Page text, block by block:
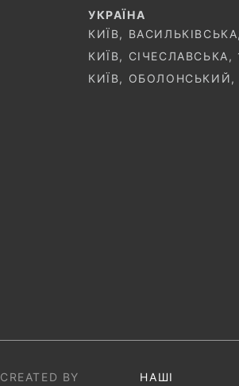
УКРАЇНА
КИЇВ,
КИЇВ, СІЧЕСЛАВСЬКА,
КИЇВ, ОБОЛОНСЬКИЙ,
CREATED BY НАШІ